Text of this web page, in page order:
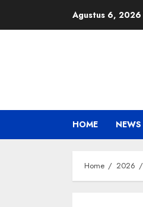
Agustus 6, 2026
HOME NEWS
Home 2026